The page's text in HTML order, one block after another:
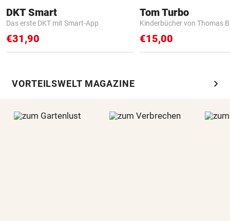
DKT Smart
Das erste DKT mit Smart-App
€31,90
Tom Turbo
Kinderbücher von Thomas
€15,00
VORTEILSWELT MAGAZINE chevron_right